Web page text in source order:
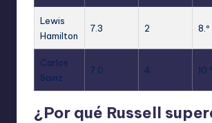
Lewis
Hamilton
7.3 2 8.º
Carlos
Sainz
7.0 4 10.º
¿Por qué Russell